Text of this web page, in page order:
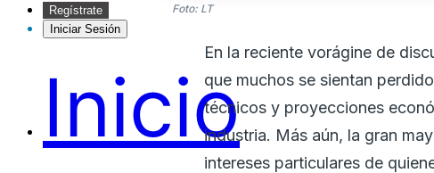
Regístrate
Iniciar Sesión
Inicio
Foto: LT
En la reciente vorágine de
que muchos se sientan
técnicos y proyecciones
industria. Más aún, la gran
intereses particulares de